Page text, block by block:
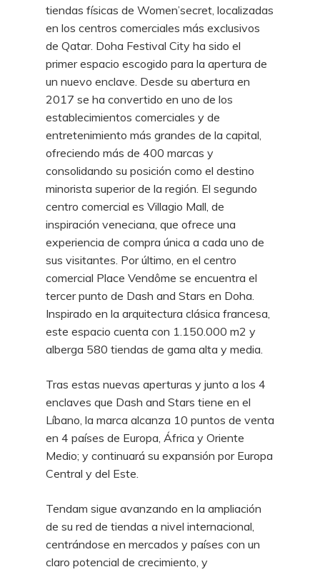
tiendas físicas de Women’secret, localizadas
en los centros comerciales más exclusivos
de Qatar. Doha Festival City ha sido el
primer espacio escogido para la apertura de
un nuevo enclave. Desde su abertura en
2017 se ha convertido en uno de los
establecimientos comerciales y de
entretenimiento más grandes de la capital,
ofreciendo más de 400 marcas y
consolidando su posición como el destino
minorista superior de la región. El segundo
centro comercial es Villagio Mall, de
inspiración veneciana, que ofrece una
experiencia de compra única a cada uno de
sus visitantes. Por último, en el centro
comercial Place Vendôme se encuentra el
tercer punto de Dash and Stars en Doha.
Inspirado en la arquitectura clásica francesa,
este espacio cuenta con 1.150.000 m2 y
alberga 580 tiendas de gama alta y media.
Tras estas nuevas aperturas y junto a los 4
enclaves que Dash and Stars tiene en el
Líbano, la marca alcanza 10 puntos de venta
en 4 países de Europa, África y Oriente
Medio; y continuará su expansión por Europa
Central y del Este.
Tendam sigue avanzando en la ampliación
de su red de tiendas a nivel internacional,
centrándose en mercados y países con un
claro potencial de crecimiento, y